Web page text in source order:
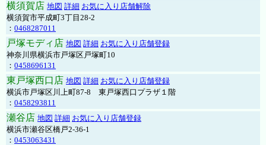
横須賀店 地図 詳細 お気に入り店舗解除
横須賀市平成町3丁目28-2
： 0468287011
戸塚モディ店 地図 詳細 お気に入り店舗登録
神奈川県横浜市戸塚区戸塚町10
： 0458696131
東戸塚西口店 地図 詳細 お気に入り店舗登録
横浜市戸塚区川上町87-8 東戸塚西口プラザ１階
： 0458293811
瀬谷店 地図 詳細 お気に入り店舗登録
横浜市瀬谷区橋戸2-36-1
： 0453063431